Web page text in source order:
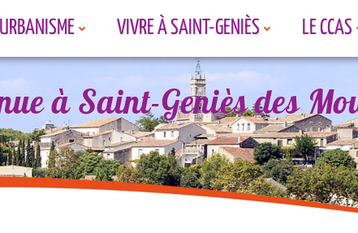
URBANISME VIVRE À SAINT-GENIÈS LE CCAS
à Saint-Geniès des
à Saint-Geniès des
à Saint-Geniès des